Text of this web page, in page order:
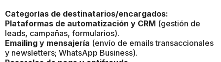
Categorías de destinatarios/encargados:
Plataformas de automatización y CRM (gestión de
leads, campañas, formularios).
Emailing y mensajería (envío de emails transaccionales
y newsletters; WhatsApp Business).